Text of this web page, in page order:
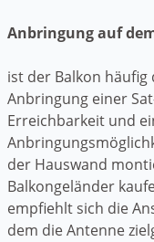
Anbringung auf
ist der Balkon häufig
Anbringung einer
Erreichbarkeit und
der Hauswand
Balkongeländer
empfiehlt sich die
dem die Antenne